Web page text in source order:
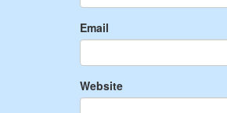
Email
Website